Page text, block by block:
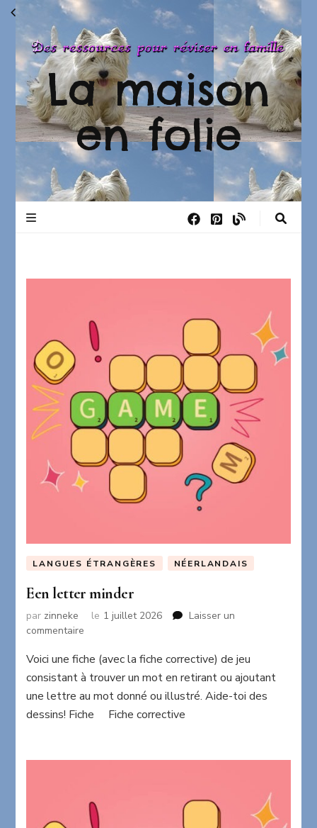
La maison
en folie
LANGUES ÉTRANGÈRES NÉERLANDAIS
Een letter minder
par zinneke le 1 juillet 2026
Laisser un
commentaire
letter
minder
Voici une fiche (avec la fiche corrective) de jeu
consistant à trouver un mot en retirant ou ajoutant
une lettre au mot donné ou illustré. Aide-toi des
dessins! Fiche Fiche corrective